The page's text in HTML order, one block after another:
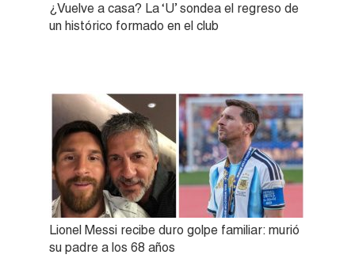
¿Vuelve a casa? La ‘U’ sondea el regreso de
un histórico formado en el club
Lionel Messi recibe duro golpe familiar: murió
su padre a los 68 años